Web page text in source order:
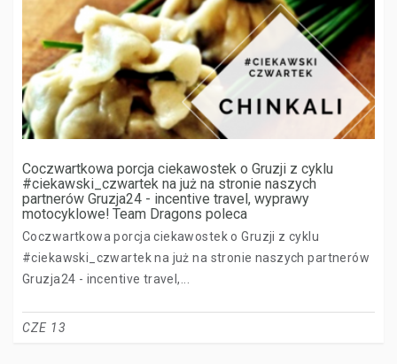
Coczwartkowa porcja ciekawostek o Gruzji z cyklu
#ciekawski_czwartek na już na stronie naszych
partnerów Gruzja24 - incentive travel, wyprawy
motocyklowe! Team Dragons poleca
Coczwartkowa porcja ciekawostek o Gruzji z cyklu
#ciekawski_czwartek na już na stronie naszych partnerów
Gruzja24 - incentive travel,...
CZE 13